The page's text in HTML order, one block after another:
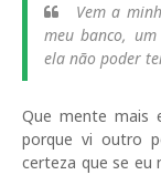
Vem a
meu banco,
ela não poder
Que mente mais
porque vi outro
certeza que se eu